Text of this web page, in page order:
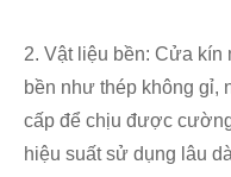
2. Vật liệu bền: Cửa
bền như thép không gỉ,
cấp để chịu được
hiệu suất sử dụng lâu